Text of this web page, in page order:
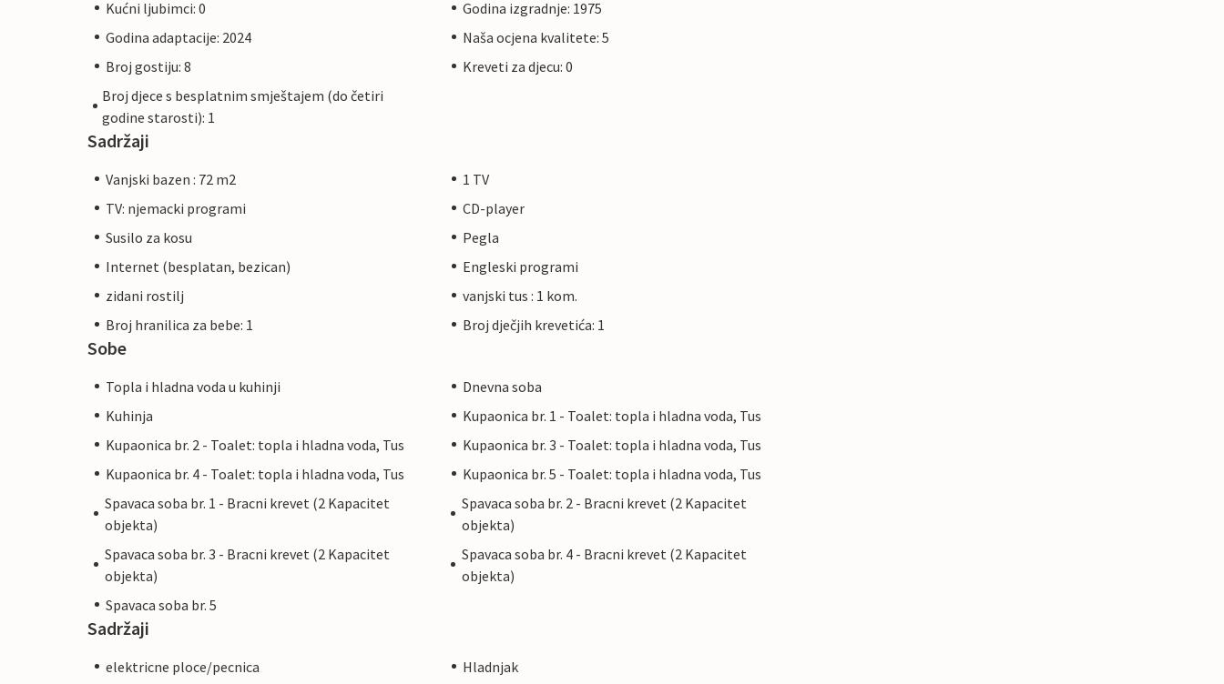
Kućni ljubimci: 0
Godina izgradnje: 1975
Godina adaptacije: 2024
Naša ocjena kvalitete: 5
Broj gostiju: 8
Kreveti za djecu: 0
Broj djece s besplatnim smještajem (do četiri
godine starosti): 1
Sadržaji
Vanjski bazen : 72 m2
1 TV
TV: njemacki programi
CD-player
Susilo za kosu
Pegla
Internet (besplatan, bezican)
Engleski programi
zidani rostilj
vanjski tus : 1 kom.
Broj hranilica za bebe: 1
Broj dječjih krevetića: 1
Sobe
Topla i hladna voda u kuhinji
Dnevna soba
Kuhinja
Kupaonica br. 1 - Toalet: topla i hladna voda, Tus
Kupaonica br. 2 - Toalet: topla i hladna voda, Tus
Kupaonica br. 3 - Toalet: topla i hladna voda, Tus
Kupaonica br. 4 - Toalet: topla i hladna voda, Tus
Kupaonica br. 5 - Toalet: topla i hladna voda, Tus
Spavaca soba br. 1 - Bracni krevet (2 Kapacitet
objekta)
Spavaca soba br. 2 - Bracni krevet (2 Kapacitet
objekta)
Spavaca soba br. 3 - Bracni krevet (2 Kapacitet
objekta)
Spavaca soba br. 4 - Bracni krevet (2 Kapacitet
objekta)
Spavaca soba br. 5
Sadržaji
elektricne ploce/pecnica
Hladnjak